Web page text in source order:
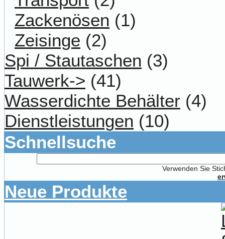
Zackenösen (1)
Zeisinge (2)
Spi / Stautaschen (3)
Tauwerk-> (41)
Wasserdichte Behälter (4)
Dienstleistungen (10)
Schnellsuche
Verwenden Sie
Neue Produkte